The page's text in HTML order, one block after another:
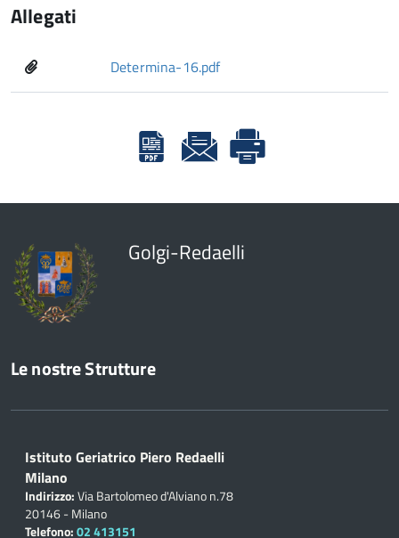
Allegati
Determina-16.pdf
Golgi-Redaelli
Le nostre Strutture
Istituto Geriatrico Piero Redaelli
Milano
Indirizzo:Via Bartolomeo d'Alviano n.78
20146 - Milano
Telefono:02 413151